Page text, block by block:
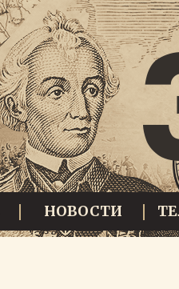
НОВОСТИ